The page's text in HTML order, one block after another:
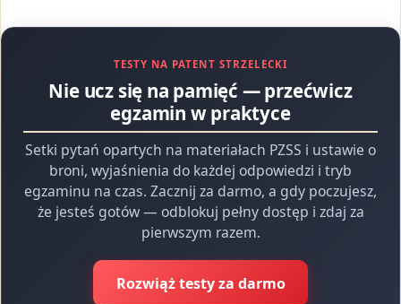
TESTY NA PATENT STRZELECKI
Nie ucz się na pamięć — przećwicz
egzamin w praktyce
Setki pytań opartych na materiałach PZSS i ustawie o
broni, wyjaśnienia do każdej odpowiedzi i tryb
egzaminu na czas. Zacznij za darmo, a gdy poczujesz,
że jesteś gotów — odblokuj pełny dostęp i zdaj za
pierwszym razem.
Rozwiąż testy za darmo